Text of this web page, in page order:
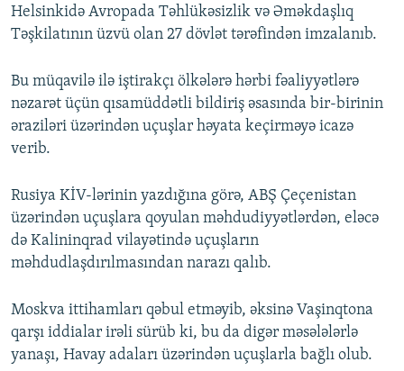
Helsinkidə Avropada Təhlükəsizlik və Əməkdaşlıq
Təşkilatının üzvü olan 27 dövlət tərəfindən imzalanıb.
Bu müqavilə ilə iştirakçı ölkələrə hərbi fəaliyyətlərə
nəzarət üçün qısamüddətli bildiriş əsasında bir-birinin
əraziləri üzərindən uçuşlar həyata keçirməyə icazə
verib.
Rusiya KİV-lərinin yazdığına görə, ABŞ Çeçenistan
üzərindən uçuşlara qoyulan məhdudiyyətlərdən, eləcə
də Kalininqrad vilayətində uçuşların
məhdudlaşdırılmasından narazı qalıb.
Moskva ittihamları qəbul etməyib, əksinə Vaşinqtona
qarşı iddialar irəli sürüb ki, bu da digər məsələlərlə
yanaşı, Havay adaları üzərindən uçuşlarla bağlı olub.